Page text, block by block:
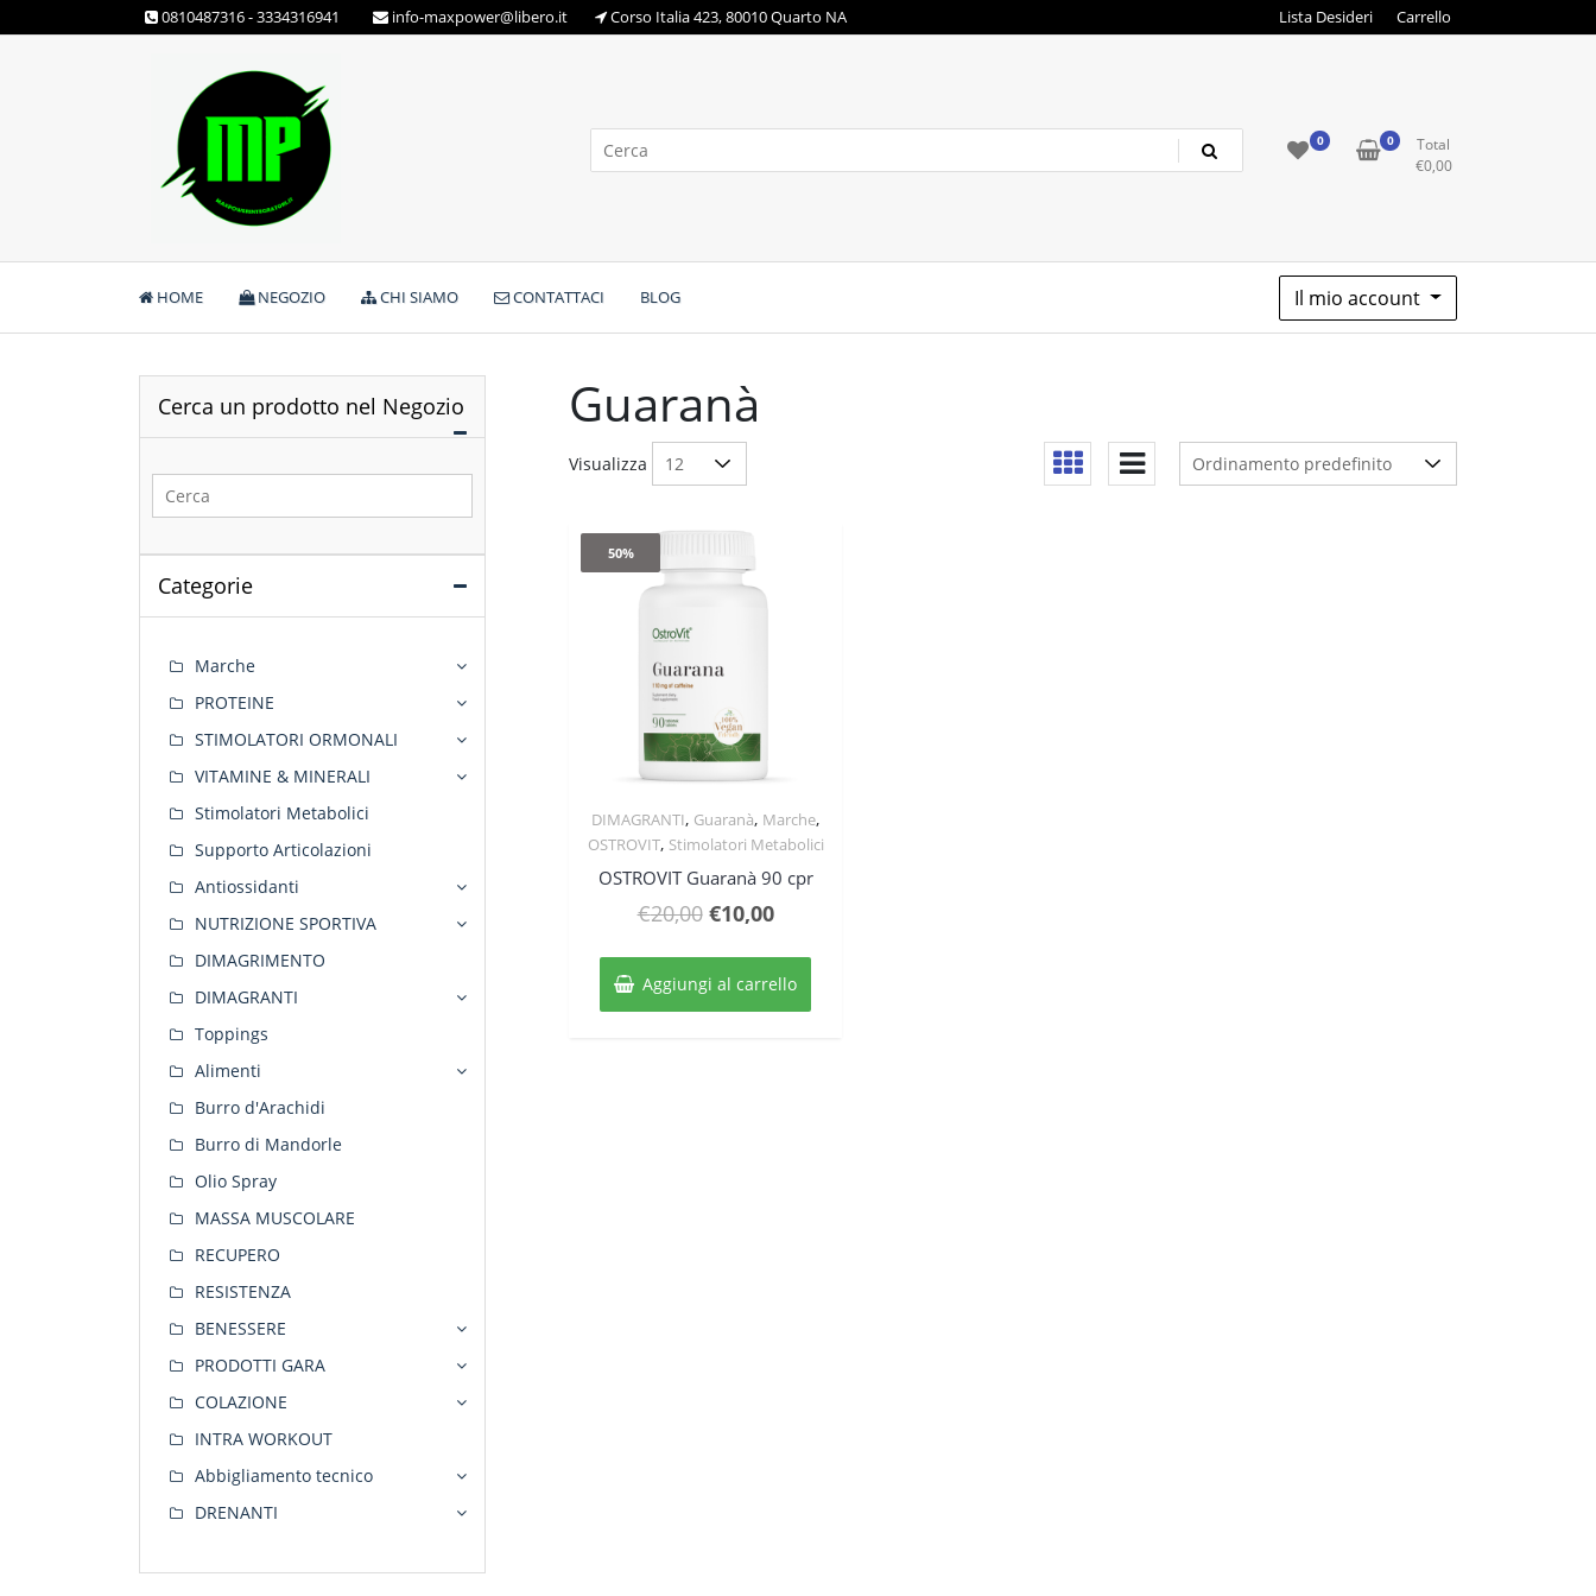
to
0810487316 - 3334316941 info-maxpower@libero.it Corso Italia 423, 80010 Quarto NA Lista Desideri Carrello
Max Power Integratori
0 0
Total
€0,00
HOME NEGOZIO CHI SIAMO CONTATTACI BLOG Il mio account
Guaranà
Visualizza
50%
Quick View
DIMAGRANTI, Guaranà, Marche,
OSTROVIT, Stimolatori Metabolici
OSTROVIT Guaranà 90 cpr
€20,00 Il
originale
era:
€10,00Il
attuale
è:
Aggiungi al carrello
Cerca un prodotto nel Negozio
Categorie
Marche
PROTEINE
STIMOLATORI ORMONALI
VITAMINE & MINERALI
Stimolatori Metabolici
Supporto Articolazioni
Antiossidanti
NUTRIZIONE SPORTIVA
DIMAGRIMENTO
DIMAGRANTI
Toppings
Alimenti
Burro d'Arachidi
Burro di Mandorle
Olio Spray
MASSA MUSCOLARE
RECUPERO
RESISTENZA
BENESSERE
PRODOTTI GARA
COLAZIONE
INTRA WORKOUT
Abbigliamento tecnico
DRENANTI